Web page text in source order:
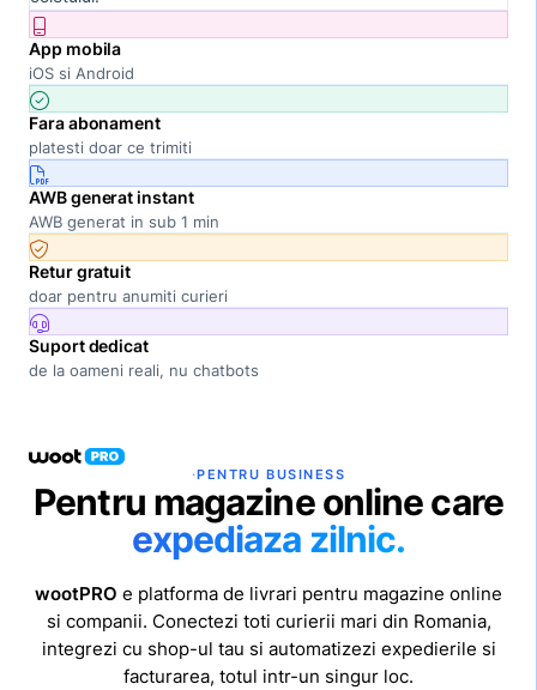
App mobila
iOS si Android
Fara abonament
platesti doar ce trimiti
AWB generat instant
AWB generat in sub 1 min
Retur gratuit
doar pentru anumiti curieri
Suport dedicat
de la oameni reali, nu chatbots
·PENTRU BUSINESS
Pentru magazine online care
expediaza zilnic.
wootPRO e platforma de livrari pentru magazine online
si companii. Conectezi toti curierii mari din Romania,
integrezi cu shop-ul tau si automatizezi expedierile si
facturarea, totul intr-un singur loc.